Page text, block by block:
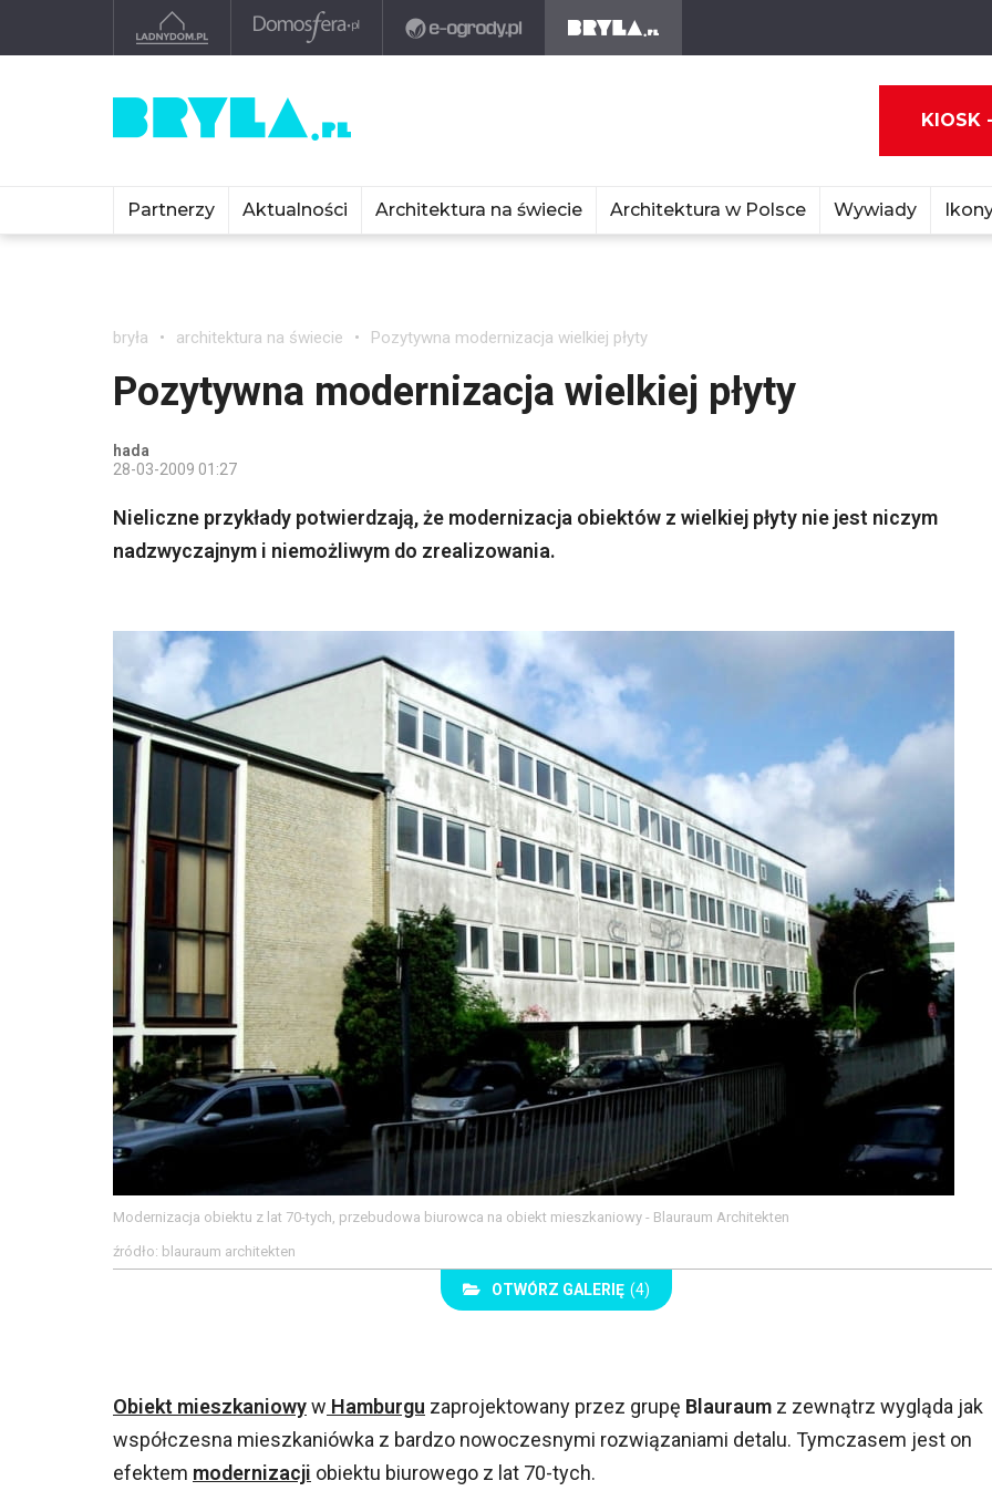
KIOSK
Partnerzy Aktualności Architektura na świecie Architektura w Polsce Wywiady
bryła architektura na świecie Pozytywna modernizacja wielkiej płyty
Pozytywna modernizacja wielkiej płyty
hada
28-03-2009 01:27
Nieliczne przykłady potwierdzają, że modernizacja obiektów z wielkiej płyty nie jest niczym
nadzwyczajnym i niemożliwym do zrealizowania.
Modernizacja obiektu z lat 70-tych, przebudowa biurowca na obiekt mieszkaniowy - Blauraum Architekten
źródło: blauraum architekten
OTWÓRZ GALERIĘ (4)
Obiekt mieszkaniowyw Hamburgu zaprojektowany przez grupę Blauraum z zewnątrz wygląda jak
współczesna mieszkaniówka z bardzo nowoczesnymi rozwiązaniami detalu. Tymczasem jest on
efektem modernizacji obiektu biurowego z lat 70-tych.